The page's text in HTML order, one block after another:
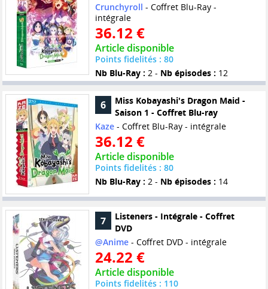
Crunchyroll - Coffret Blu-Ray -
intégrale
36.12 €
Article disponible
Points fidelités : 80
Nb Blu-Ray : 2 - Nb épisodes : 12
6
Miss Kobayashi's Dragon Maid -
Saison 1 - Coffret Blu-ray
Kaze- Coffret Blu-Ray - intégrale
36.12 €
Article disponible
Points fidelités : 80
Nb Blu-Ray : 2 - Nb épisodes : 14
7
Listeners - Intégrale - Coffret
DVD
@Anime- Coffret DVD - intégrale
24.22 €
Article disponible
Points fidelités : 110